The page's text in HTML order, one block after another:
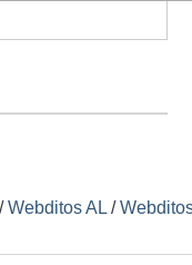
/Webditos AL /